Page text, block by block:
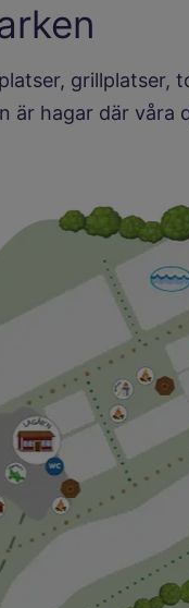
grillplatser,
är hagar där våra